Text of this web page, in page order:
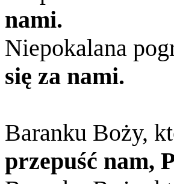
nami.
Niepokalana
się za nami.
Baranku Boży,
przepuść nam,